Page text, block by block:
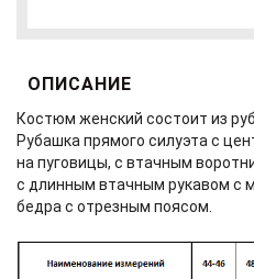
ОПИСАНИЕ
Костюм женский состоит из
Рубашка прямого силуэта с
на пуговицы, с втачным
с длинным втачным рукавом с
бедра с отрезным поясом.